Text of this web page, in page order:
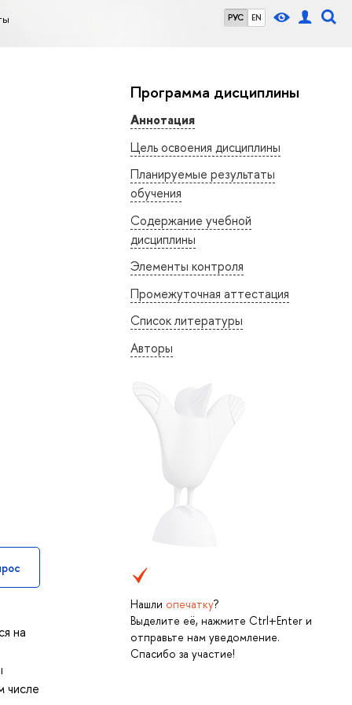
РУС EN
Программа дисциплины
Аннотация
Цель освоения дисциплины
Планируемые результаты
обучения
Содержание учебной
дисциплины
Элементы контроля
Промежуточная аттестация
Список литературы
Авторы
Нашли опечатку?
Выделите её, нажмите Ctrl+Enter и
отправьте нам уведомление.
Спасибо за участие!
на
числе